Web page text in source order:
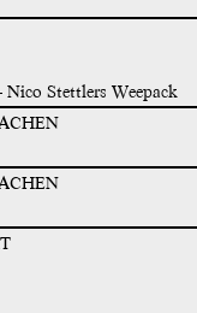
Stettlers Weepack